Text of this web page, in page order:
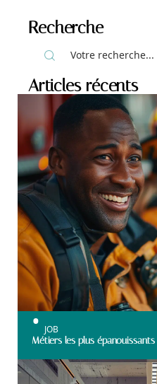
Recherche
Articles récents
JOB
Métiers les plus